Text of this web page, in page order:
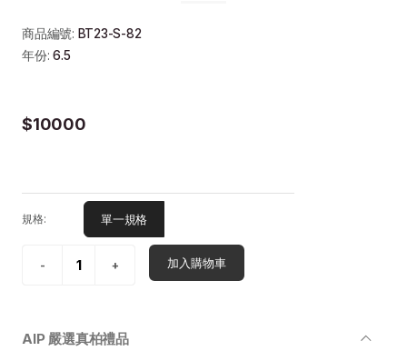
商品編號: BT23-S-82
年份:6.5
$10000
規格: 單一規格
加入購物車
AIP 嚴選真柏禮品